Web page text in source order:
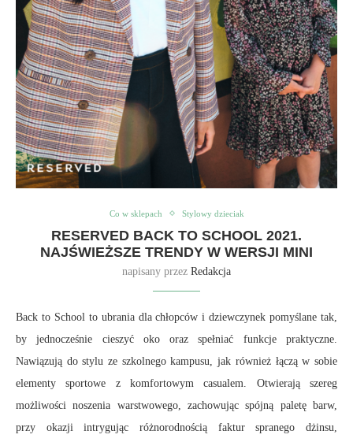
Co w sklepach Stylowy dzieciak
RESERVED BACK TO SCHOOL 2021.
NAJŚWIEŻSZE TRENDY W WERSJI MINI
napisany przez Redakcja
Back to School to ubrania dla chłopców i dziewczynek pomyślane tak,
by jednocześnie cieszyć oko oraz spełniać funkcje praktyczne.
Nawiązują do stylu ze szkolnego kampusu, jak również łączą w sobie
elementy sportowe z komfortowym casualem. Otwierają szereg
możliwości noszenia warstwowego, zachowując spójną paletę barw,
przy okazji intrygując różnorodnością faktur spranego dżinsu,